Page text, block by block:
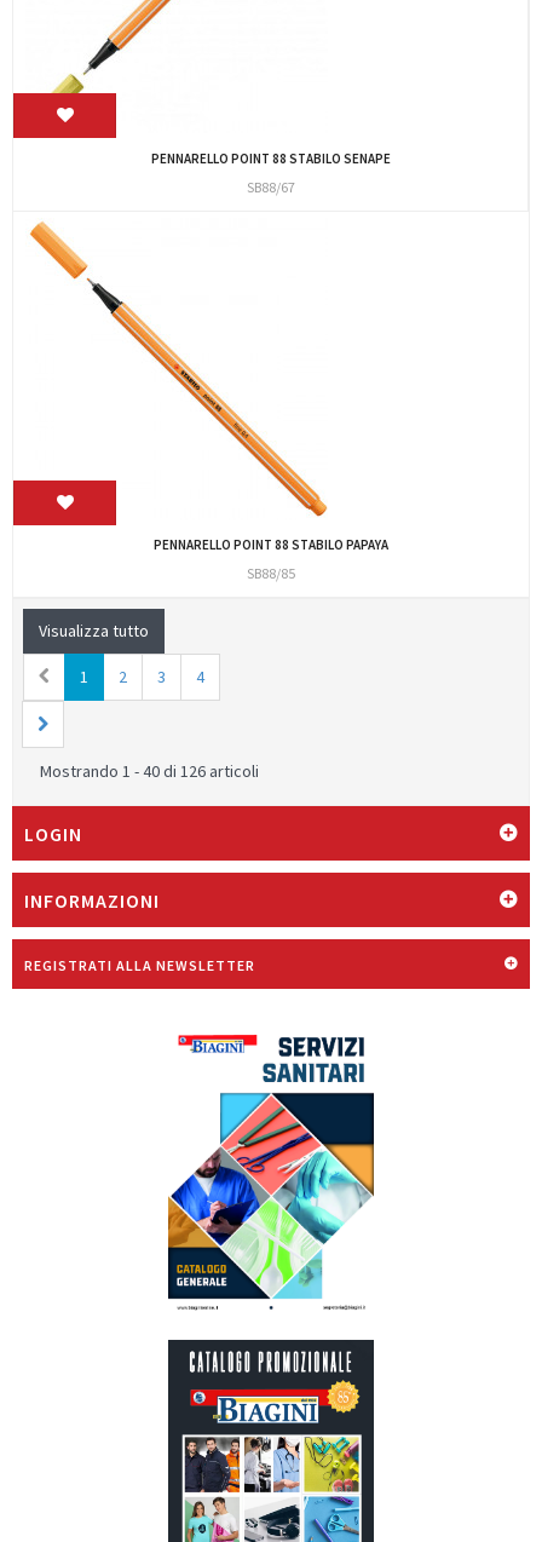
PENNARELLO POINT 88 STABILO SENAPE
SB88/67
PENNARELLO POINT 88 STABILO PAPAYA
SB88/85
Visualizza tutto
1 2 3 4
Mostrando 1 - 40 di 126 articoli
LOGIN
INFORMAZIONI
REGISTRATI ALLA NEWSLETTER